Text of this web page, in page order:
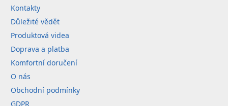
Kontakty
Důležité vědět
Produktová videa
Doprava a platba
Komfortní doručení
O nás
Obchodní podmínky
GDPR